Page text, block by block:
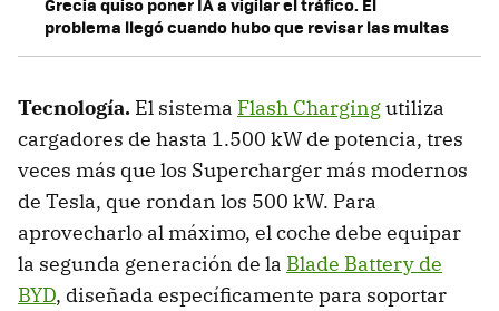
problema llegó cuando hubo que revisar las multas
Tecnología. El sistema Flash Chargingutiliza
cargadores de hasta 1.500 kW de potencia, tres
veces más que los Supercharger más modernos
de Tesla, que rondan los 500 kW. Para
aprovecharlo al máximo, el coche debe equipar
la segunda generación de la Blade Battery de
BYD, diseñada específicamente para soportar